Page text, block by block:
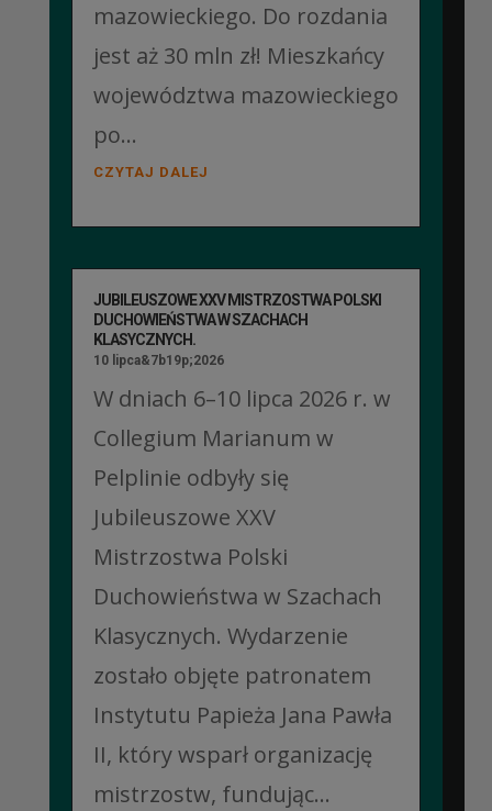
mazowieckiego. Do rozdania
jest aż 30 mln zł! Mieszkańcy
województwa mazowieckiego
po...
CZYTAJ DALEJ
JUBILEUSZOWE XXV MISTRZOSTWA POLSKI
DUCHOWIEŃSTWA W SZACHACH
KLASYCZNYCH.
10 lipca&7b19p;2026
W dniach 6–10 lipca 2026 r. w
Collegium Marianum w
Pelplinie odbyły się
Jubileuszowe XXV
Mistrzostwa Polski
Duchowieństwa w Szachach
Klasycznych. Wydarzenie
zostało objęte patronatem
Instytutu Papieża Jana Pawła
II, który wsparł organizację
mistrzostw, fundując...